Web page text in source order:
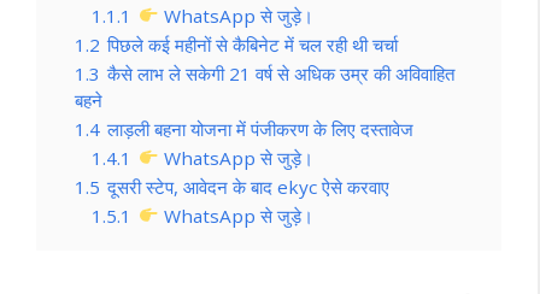
1.1.1
WhatsApp से जुड़े।
1.2 पिछले कई महीनों से कैबिनेट में चल रही थी चर्चा
1.3 कैसे लाभ ले सकेगी 21 वर्ष से अधिक उम्र की अविवाहित
बहने
1.4 लाड़ली बहना योजना में पंजीकरण के लिए दस्तावेज
1.4.1
WhatsApp से जुड़े।
1.5 दूसरी स्टेप, आवेदन के बाद ekyc ऐसे करवाए
1.5.1
WhatsApp से जुड़े।